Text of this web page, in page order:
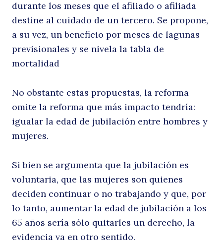
durante los meses que el afiliado o afiliada
destine al cuidado de un tercero. Se propone,
a su vez, un beneficio por meses de lagunas
previsionales y se nivela la tabla de
mortalidad
No obstante estas propuestas, la reforma
omite la reforma que más impacto tendría:
igualar la edad de jubilación entre hombres y
mujeres.
Si bien se argumenta que la jubilación es
voluntaria, que las mujeres son quienes
deciden continuar o no trabajando y que, por
lo tanto, aumentar la edad de jubilación a los
65 años sería sólo quitarles un derecho, la
evidencia va en otro sentido.